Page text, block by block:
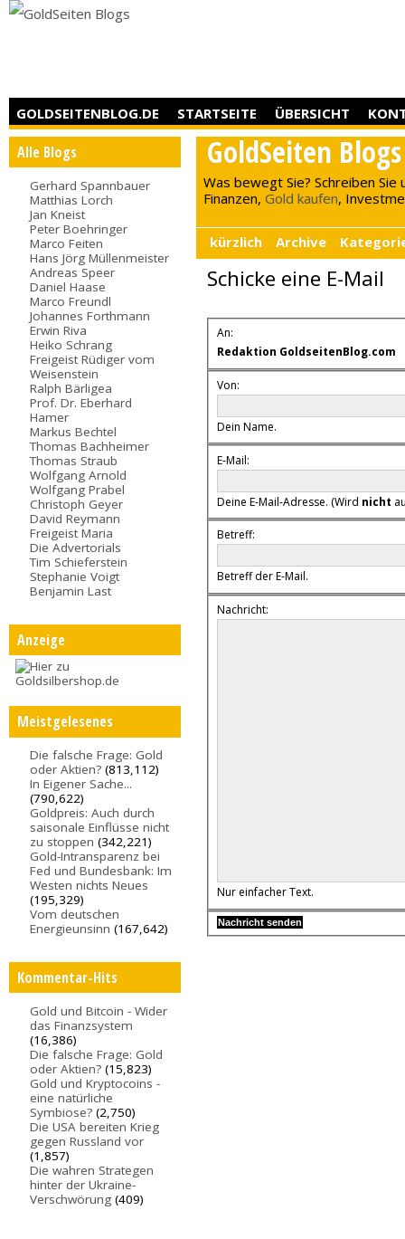
GOLDSEITENBLOG.DE STARTSEITE ÜBERSICHT
Alle Blogs
Gerhard Spannbauer
Matthias Lorch
Jan Kneist
Peter Boehringer
Marco Feiten
Hans Jörg Müllenmeister
Andreas Speer
Daniel Haase
Marco Freundl
Johannes Forthmann
Erwin Riva
Heiko Schrang
Freigeist Rüdiger vom
Weisenstein
Ralph Bärligea
Prof. Dr. Eberhard
Hamer
Markus Bechtel
Thomas Bachheimer
Thomas Straub
Wolfgang Arnold
Wolfgang Prabel
Christoph Geyer
David Reymann
Freigeist Maria
Die Advertorials
Tim Schieferstein
Stephanie Voigt
Benjamin Last
Anzeige
Meistgelesenes
Die falsche Frage: Gold
oder Aktien? (813,112)
In Eigener Sache...
(790,622)
Goldpreis: Auch durch
saisonale Einflüsse nicht
zu stoppen (342,221)
Gold-Intransparenz bei
Fed und Bundesbank: Im
Westen nichts Neues
(195,329)
Vom deutschen
Energieunsinn (167,642)
Kommentar-Hits
Gold und Bitcoin - Wider
das Finanzsystem
(16,386)
Die falsche Frage: Gold
oder Aktien? (15,823)
Gold und Kryptocoins -
eine natürliche
Symbiose? (2,750)
Die USA bereiten Krieg
gegen Russland vor
(1,857)
Die wahren Strategen
hinter der Ukraine-
Verschwörung (409)
GoldSeiten Blogs
Was bewegt Sie? Schreiben Sie
Finanzen,Gold kaufen,
kürzlich Archive
Schicke eine E-Mail
An:
Redaktion GoldseitenBlog.com
Von:
Dein Name.
E-Mail:
Deine E-Mail-Adresse. (Wird nicht
Betreff:
Betreff der E-Mail.
Nachricht:
Nur einfacher Text.